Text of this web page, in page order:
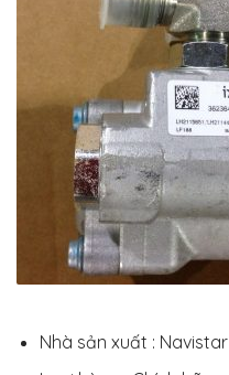
Nhà sản xuất : Navistar